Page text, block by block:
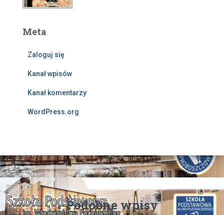
Meta
Zaloguj się
Kanał wpisów
Kanał komentarzy
WordPress.org
Podobne wpisy